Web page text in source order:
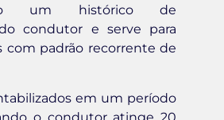
um histórico de
condutor e serve para
com padrão recorrente de
em um período
o condutor atinge 20